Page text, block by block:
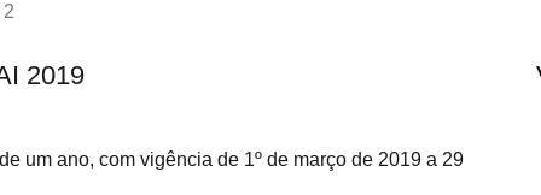
2019
um ano, com vigência de 1º de março de 2019 a 29